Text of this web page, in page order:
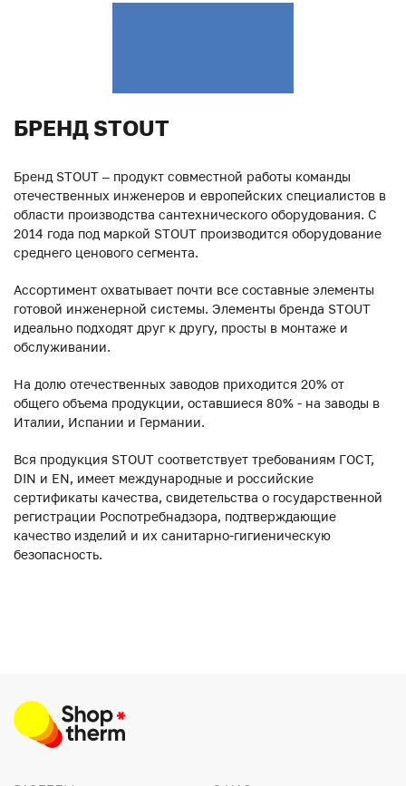
БРЕНД STOUT
Бренд STOUT – продукт совместной работы команды
отечественных инженеров и европейских специалистов в
области производства сантехнического оборудования. С
2014 года под маркой STOUT производится оборудование
среднего ценового сегмента.
Ассортимент охватывает почти все составные элементы
готовой инженерной системы. Элементы бренда STOUT
идеально подходят друг к другу, просты в монтаже и
обслуживании.
На долю отечественных заводов приходится 20% от
общего объема продукции, оставшиеся 80% - на заводы в
Италии, Испании и Германии.
Вся продукция STOUT соответствует требованиям ГОСТ,
DIN и EN, имеет международные и российские
сертификаты качества, свидетельства о государственной
регистрации Роспотребнадзора, подтверждающие
качество изделий и их санитарно-гигиеническую
безопасность.